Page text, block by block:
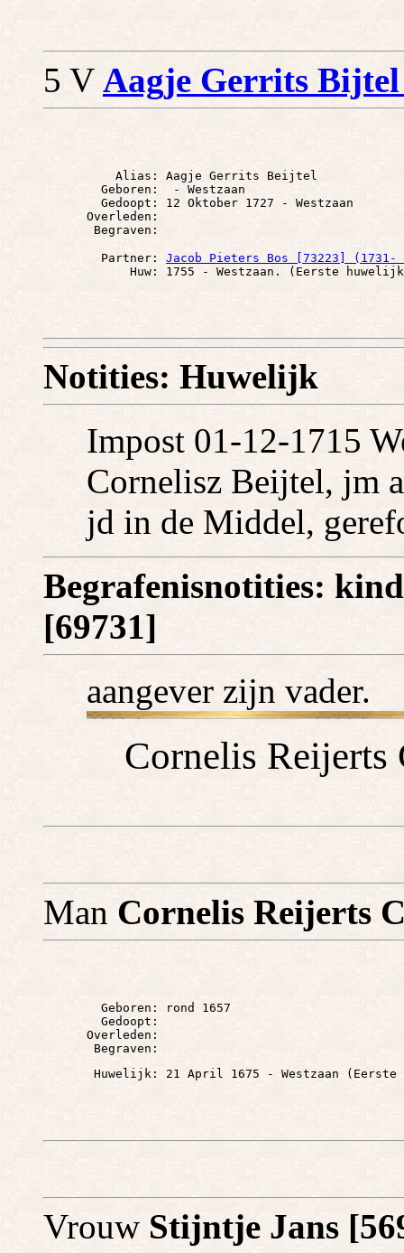
5 V Aagje Gerrits
          Alias: Aagje Gerrits Beijtel
        Geboren:  - Westzaan
        Gedoopt: 12 Oktober 1727 - Westzaan
      Overleden:
        Partner:
Jacob Pieters Bos [73223] (1731-
Notities: Huwelijk
Impost 01-12-1715
Cornelisz Beijtel, jm
jd in de Middel,
Begrafenisnotities:
[69731]
aangever zijn vader.
Cornelis Reijerts
Man Cornelis Reijerts
        Geboren: rond 1657
        Gedoopt:
      Overleden:
Vrouw Stijntje Jans